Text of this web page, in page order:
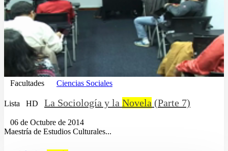
Facultades Ciencias Sociales
Lista HD La Sociología y la Novela (Parte 7)
06 de Octubre de 2014
Maestría de Estudios Culturales...